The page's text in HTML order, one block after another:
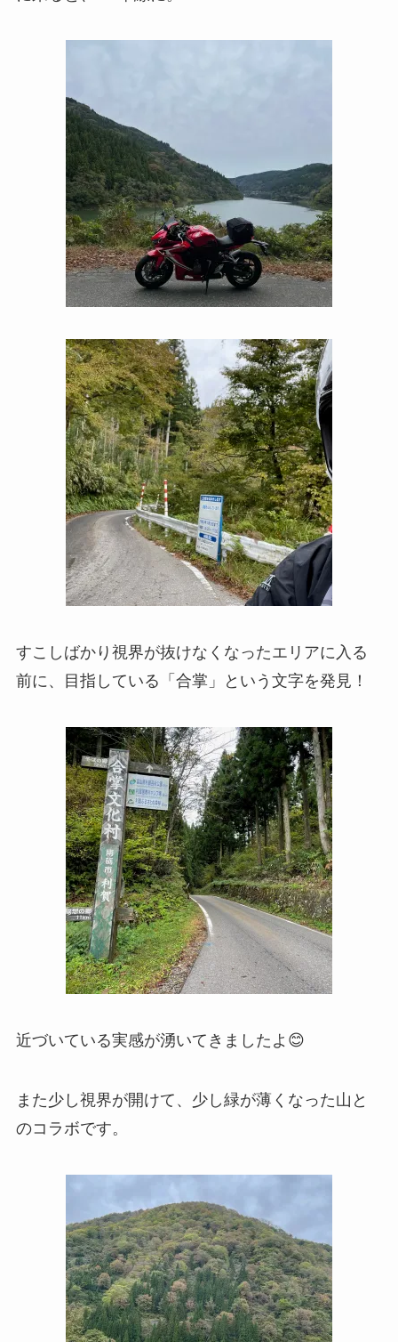
すこしばかり視界が抜けなくなったエリアに入る
前に、目指している「合掌」という文字を発見！
近づいている実感が湧いてきましたよ😊
また少し視界が開けて、少し緑が薄くなった山と
のコラボです。